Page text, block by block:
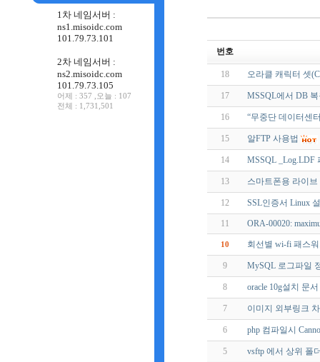
1차 네임서버 :
ns1.misoidc.com
101.79.73.101
2차 네임서버 :
ns2.misoidc.com
101.79.73.105
어제 : 357 ,오늘 : 107
전체 : 1,731,501
번호
18 오라클 캐릭터 셋
17 MSSQL에서 DB
16 “무중단 데이터센
15 알FTP 사용법
14 MSSQL _Log.LDF
13 스마트폰용 라이
12 SSL인증서 Linux
11 ORA-00020:
10 회선별 wi-fi 패스
9 MySQL 로그파일
8 oracle 10g설치 문서
7 이미지 외부링크
6 php 컴파일시
5 vsftp 에서 상위 폴